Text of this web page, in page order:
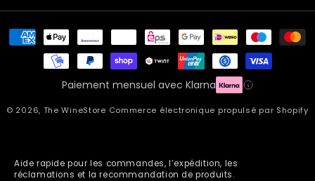
Moyens
de
paiement
Paiement mensuel avec Klarna
© 2026, The WineStore Commerce électronique propulsé par Shopify
Aide rapide pour les commandes, l’expédition, les
réclamations et la recommandation de produits.